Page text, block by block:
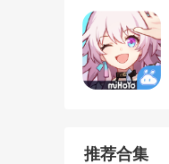
推荐合集